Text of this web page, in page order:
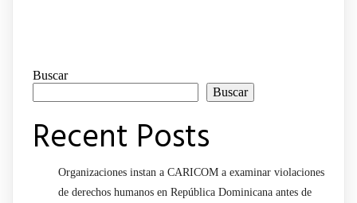
Buscar
Buscar
Recent Posts
Organizaciones instan a CARICOM a examinar violaciones
de derechos humanos en República Dominicana antes de